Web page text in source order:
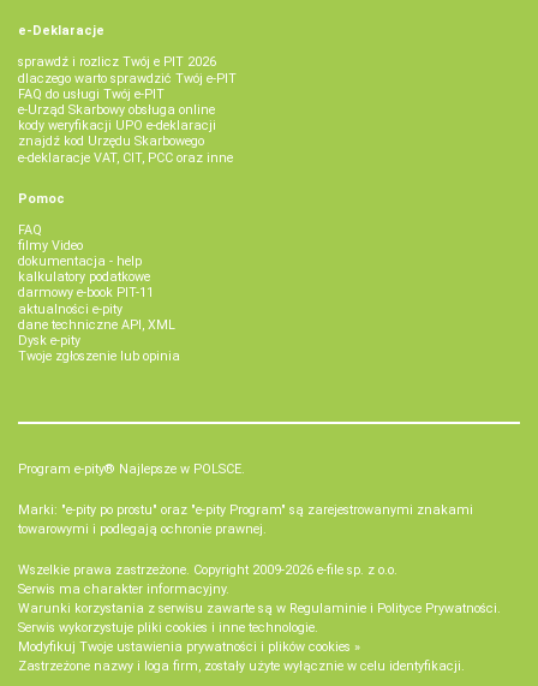
e-Deklaracje
sprawdź i rozlicz Twój e PIT 2026
dlaczego warto sprawdzić Twój e-PIT
FAQ do usługi Twój e-PIT
e-Urząd Skarbowy obsługa online
kody weryfikacji UPO e-deklaracji
znajdź kod Urzędu Skarbowego
e-deklaracje VAT, CIT, PCC oraz inne
Pomoc
FAQ
filmy Video
dokumentacja - help
kalkulatory podatkowe
darmowy e-book PIT-11
aktualności e-pity
dane techniczne API, XML
Dysk e-pity
Twoje zgłoszenie lub opinia
Program e-pity® Najlepsze w POLSCE.
Marki: "e-pity po prostu" oraz "e-pity Program" są zarejestrowanymi znakami
towarowymi i podlegają ochronie prawnej.
Wszelkie prawa zastrzeżone. Copyright 2009-2026 e-file sp. z o.o.
Serwis ma charakter informacyjny.
Warunki korzystania z serwisu zawarte są w Regulaminie i Polityce Prywatności.
Serwis wykorzystuje pliki cookies i inne technologie.
Modyfikuj Twoje ustawienia prywatności i plików cookies »
Zastrzeżone nazwy i loga firm, zostały użyte wyłącznie w celu identyfikacji.